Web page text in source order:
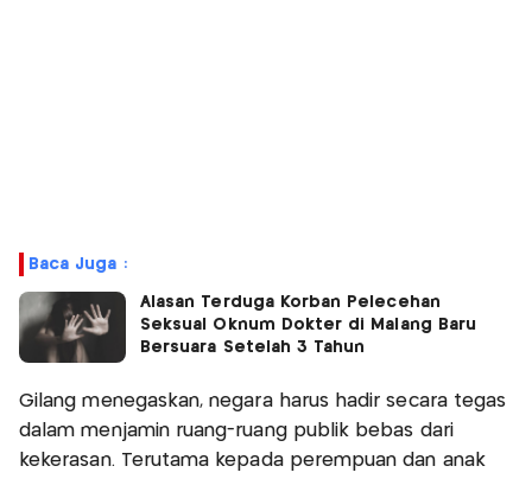
Baca Juga :
Alasan Terduga Korban Pelecehan
Seksual Oknum Dokter di Malang Baru
Bersuara Setelah 3 Tahun
Gilang menegaskan, negara harus hadir secara tegas
dalam menjamin ruang-ruang publik bebas dari
kekerasan. Terutama kepada perempuan dan anak